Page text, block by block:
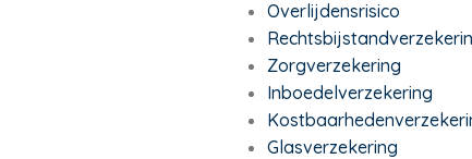
Overlijdensrisico
Zorgverzekering
Inboedelverzekering
Glasverzekering